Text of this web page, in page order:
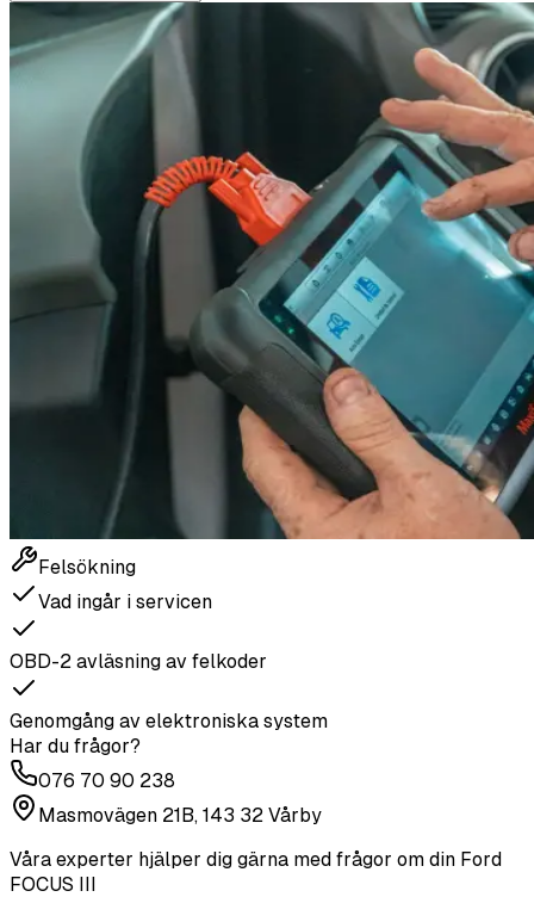
Felsökning
Vad ingår i servicen
OBD-2 avläsning av felkoder
Genomgång av elektroniska system
Har du frågor?
076 70 90 238
Masmovägen 21B, 143 32 Vårby
Våra experter hjälper dig gärna med frågor om din Ford
FOCUS III